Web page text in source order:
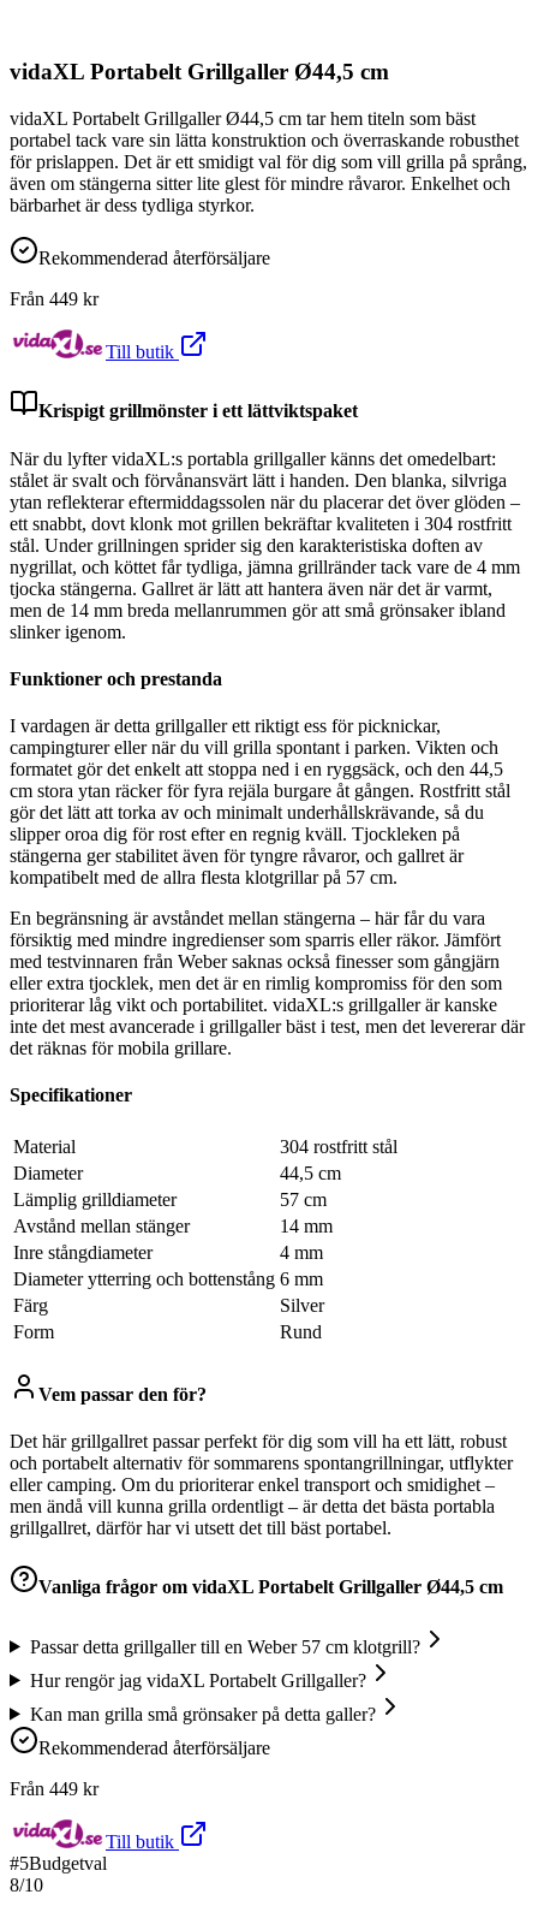
vidaXL Portabelt Grillgaller Ø44,5 cm
vidaXL Portabelt Grillgaller Ø44,5 cm tar hem titeln som bäst
portabel tack vare sin lätta konstruktion och överraskande robusthet
för prislappen. Det är ett smidigt val för dig som vill grilla på språng,
även om stängerna sitter lite glest för mindre råvaror. Enkelhet och
bärbarhet är dess tydliga styrkor.
Rekommenderad återförsäljare
Från 449 kr
Till butik
Krispigt grillmönster i ett lättviktspaket
När du lyfter vidaXL:s portabla grillgaller känns det omedelbart:
stålet är svalt och förvånansvärt lätt i handen. Den blanka, silvriga
ytan reflekterar eftermiddagssolen när du placerar det över glöden –
ett snabbt, dovt klonk mot grillen bekräftar kvaliteten i 304 rostfritt
stål. Under grillningen sprider sig den karakteristiska doften av
nygrillat, och köttet får tydliga, jämna grillränder tack vare de 4 mm
tjocka stängerna. Gallret är lätt att hantera även när det är varmt,
men de 14 mm breda mellanrummen gör att små grönsaker ibland
slinker igenom.
Funktioner och prestanda
I vardagen är detta grillgaller ett riktigt ess för picknickar,
campingturer eller när du vill grilla spontant i parken. Vikten och
formatet gör det enkelt att stoppa ned i en ryggsäck, och den 44,5
cm stora ytan räcker för fyra rejäla burgare åt gången. Rostfritt stål
gör det lätt att torka av och minimalt underhållskrävande, så du
slipper oroa dig för rost efter en regnig kväll. Tjockleken på
stängerna ger stabilitet även för tyngre råvaror, och gallret är
kompatibelt med de allra flesta klotgrillar på 57 cm.
En begränsning är avståndet mellan stängerna – här får du vara
försiktig med mindre ingredienser som sparris eller räkor. Jämfört
med testvinnaren från Weber saknas också finesser som gångjärn
eller extra tjocklek, men det är en rimlig kompromiss för den som
prioriterar låg vikt och portabilitet. vidaXL:s grillgaller är kanske
inte det mest avancerade i grillgaller bäst i test, men det levererar där
det räknas för mobila grillare.
Specifikationer
Material
304 rostfritt stål
Diameter
44,5 cm
Lämplig grilldiameter
57 cm
Avstånd mellan stänger
14 mm
Inre stångdiameter
4 mm
Diameter ytterring och bottenstång 6 mm
Färg
Silver
Form
Rund
Vem passar den för?
Det här grillgallret passar perfekt för dig som vill ha ett lätt, robust
och portabelt alternativ för sommarens spontangrillningar, utflykter
eller camping. Om du prioriterar enkel transport och smidighet –
men ändå vill kunna grilla ordentligt – är detta det bästa portabla
grillgallret, därför har vi utsett det till bäst portabel.
Vanliga frågor om vidaXL Portabelt Grillgaller Ø44,5 cm
Passar detta grillgaller till en Weber 57 cm klotgrill?
Hur rengör jag vidaXL Portabelt Grillgaller?
Kan man grilla små grönsaker på detta galler?
Rekommenderad återförsäljare
Från 449 kr
Till butik
#5Budgetval
8/10